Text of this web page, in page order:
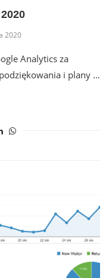
2020
Analytics za
i plany …